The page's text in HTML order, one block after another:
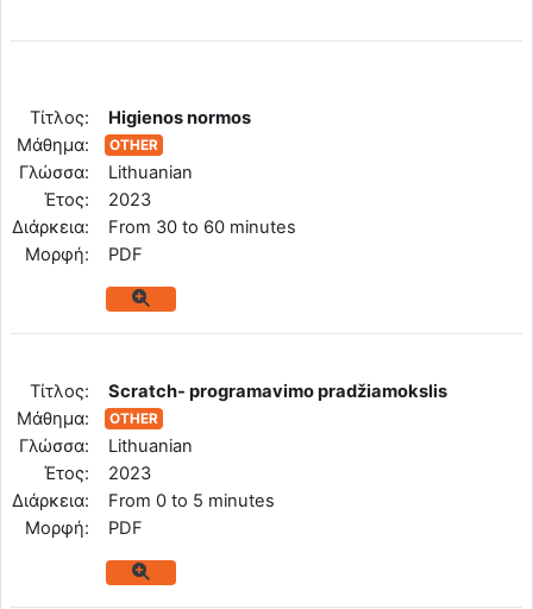
Tίτλος:
Higienos normos
Μάθημα:
OTHER
Γλώσσα:
Lithuanian
Έτος:
2023
Διάρκεια:
From 30 to 60 minutes
Mορφή:
PDF
Tίτλος:
Scratch- programavimo pradžiamokslis
Μάθημα:
OTHER
Γλώσσα:
Lithuanian
Έτος:
2023
Διάρκεια:
From 0 to 5 minutes
Mορφή:
PDF